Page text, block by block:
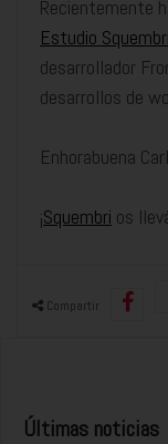
Recientemente
Estudio Squembri
desarrollador
desarrollos de
Enhorabuena
¡Squembri os
Compartir
Últimas noticias